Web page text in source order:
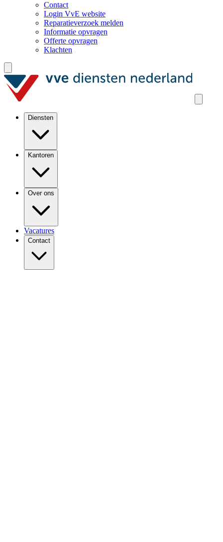
Contact
Login VvE website
Reparatieverzoek melden
Informatie opvragen
Offerte opvragen
Klachten
Diensten
Kantoren
Over ons
Vacatures
Contact